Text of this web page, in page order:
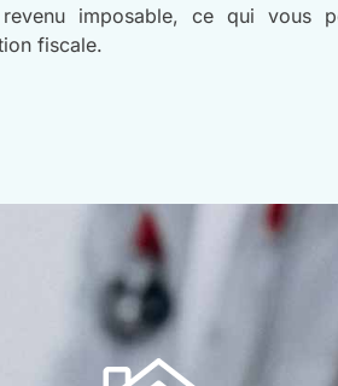
imposable, ce qui vous
fiscale.